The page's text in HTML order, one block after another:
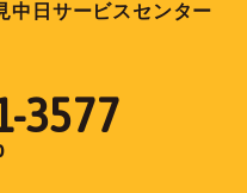
中日サービスセンター
3577